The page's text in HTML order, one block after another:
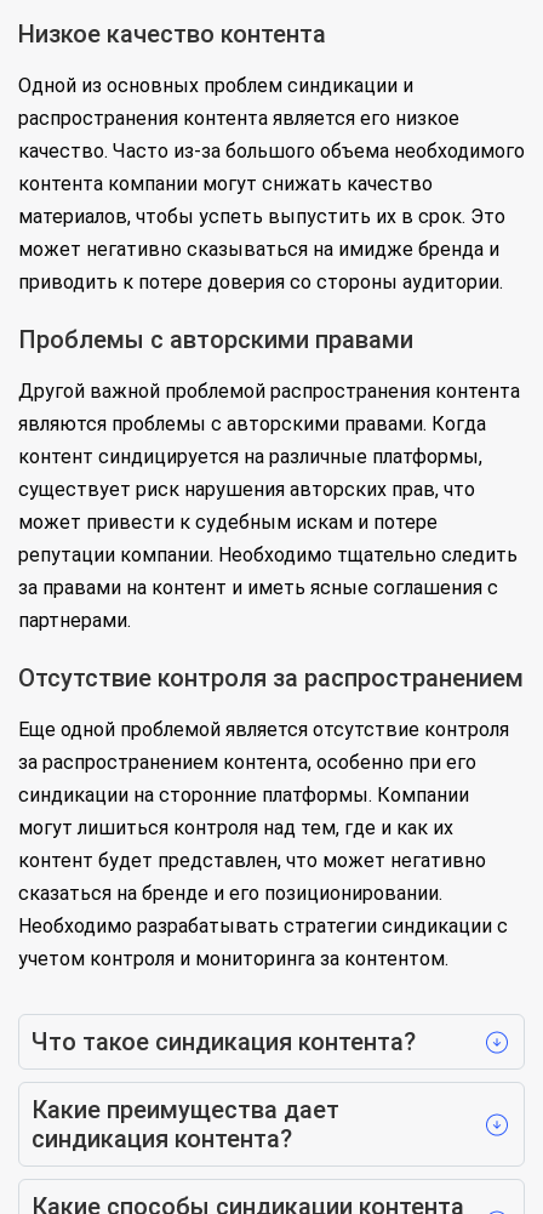
Низкое качество контента
Одной из основных проблем синдикации и
распространения контента является его низкое
качество. Часто из-за большого объема необходимого
контента компании могут снижать качество
материалов, чтобы успеть выпустить их в срок. Это
может негативно сказываться на имидже бренда и
приводить к потере доверия со стороны аудитории.
Проблемы с авторскими правами
Другой важной проблемой распространения контента
являются проблемы с авторскими правами. Когда
контент синдицируется на различные платформы,
существует риск нарушения авторских прав, что
может привести к судебным искам и потере
репутации компании. Необходимо тщательно следить
за правами на контент и иметь ясные соглашения с
партнерами.
Отсутствие контроля за распространением
Еще одной проблемой является отсутствие контроля
за распространением контента, особенно при его
синдикации на сторонние платформы. Компании
могут лишиться контроля над тем, где и как их
контент будет представлен, что может негативно
сказаться на бренде и его позиционировании.
Необходимо разрабатывать стратегии синдикации с
учетом контроля и мониторинга за контентом.
Что такое синдикация контента?
Какие преимущества дает
синдикация контента?
Какие способы синдикации контента